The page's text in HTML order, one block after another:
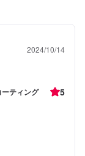
2024/10/14
ティング 5